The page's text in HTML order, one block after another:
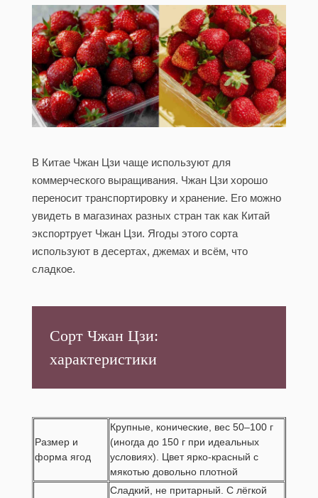
В Китае Чжан Цзи чаще используют для
коммерческого выращивания. Чжан Цзи хорошо
переносит транспортировку и хранение. Его можно
увидеть в магазинах разных стран так как Китай
экспортрует Чжан Цзи. Ягоды этого сорта
используют в десертах, джемах и всём, что
сладкое.
Сорт Чжан Цзи:
характеристики
Размер и
форма ягод
Крупные, конические, вес 50–100 г
(иногда до 150 г при идеальных
условиях). Цвет ярко-красный с
мякотью довольно плотной
Сладкий, не притарный. С лёгкой